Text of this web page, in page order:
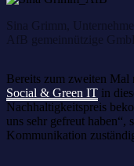
Sina Grimm,
AfB gemeinnützige
Bereits zum zweiten Mal
Social & Green IT in
Nachhaltigkeitspreis
uns sehr gefreut
Kommunikation